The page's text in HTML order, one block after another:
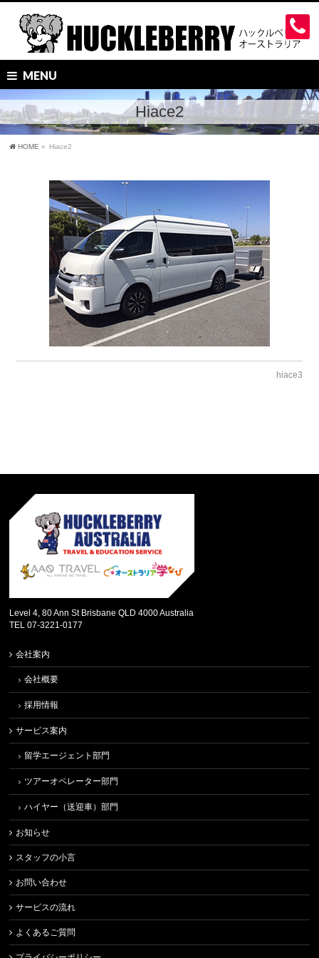
MENU
Hiace2
HOME » Hiace2
hiace3
Level 4, 80 Ann St Brisbane QLD 4000 Australia
TEL 07-3221-0177
会社案内
会社概要
採用情報
サービス案内
留学エージェント部門
ツアーオペレーター部門
ハイヤー（送迎車）部門
お知らせ
スタッフの小言
お問い合わせ
サービスの流れ
よくあるご質問